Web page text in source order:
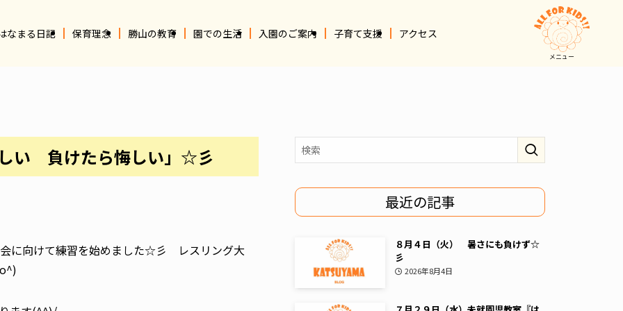
なまる日記 保育理念 勝山の教育 園での生活 入園のご案内 子育て支援 アクセス
メニュー
い 負けたら悔しい」☆彡
に向けて練習を始めました☆彡 レスリング大
最近の記事
８月４日（火） 暑さにも負けず☆
彡
2026年8月4日